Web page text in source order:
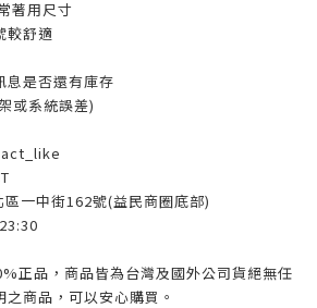
著用尺寸
較舒適
息是否還有庫存
或系統誤差)
一中街162號(益民商圈底部)
正品，商品皆為台灣及國外公司貨絕無任
商品，可以安心購買。